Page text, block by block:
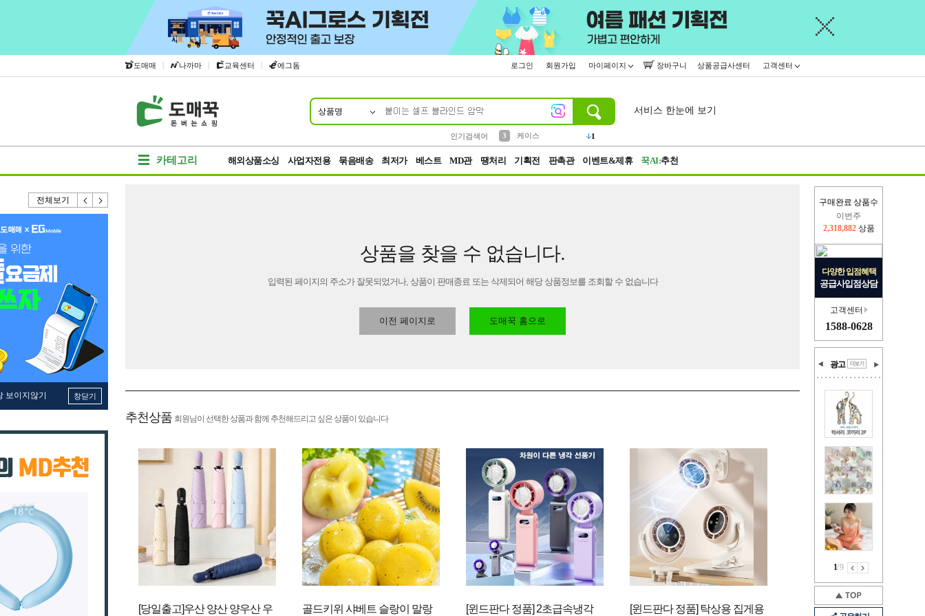
도매매 | 나까마 | 교육센터 | 에그돔 로그인 회원가입 마이페이지 장바구니 상품공급사센터 고객센터
상품명
인기검색어
3
케이스
1
4
파우치 3
서비스 한눈에 보기
카테고리 해외상품소싱 사업자전용 묶음배송 최저가 베스트 MD관 땡처리 기획전 판촉관 이벤트&제휴 꾹AI:추천
전체보기
보이지않기 창닫기
구매완료 상품수
2,326,527
이번주
2,318,882 상품
다양한 입점혜택
공급사입점상담
고객센터
1588-0628
광고
1/9
상품을 찾을 수 없습니다.
입력된 페이지의 주소가 잘못되었거나, 상품이 판매종료 또는 삭제되어 해당 상품정보를 조회할 수 없습니다
이전 페이지로 도매꾹 홈으로
추천상품 회원님이 선택한 상품과 함께 추천해드리고 싶은 상품이 있습니다
[당일출고]우산 양산 양우산 우 골드키위 샤베트 슬랑이 말랑 [윈드판다 정품] 2초급속냉각 [윈드판다 정품] 탁상용 집게용